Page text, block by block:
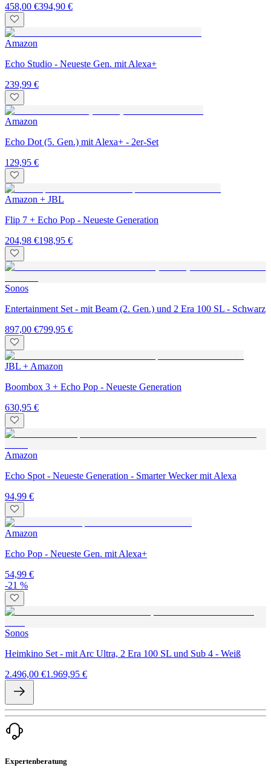
458,00 €394,90 €
Amazon
Echo Studio - Neueste Gen. mit Alexa+
239,99 €
Amazon
Echo Dot (5. Gen.) mit Alexa+ - 2er-Set
129,95 €
Amazon + JBL
Flip 7 + Echo Pop - Neueste Generation
204,98 €198,95 €
Sonos
Entertainment Set - mit Beam (2. Gen.) und 2 Era 100 SL - Schwarz
897,00 €799,95 €
JBL + Amazon
Boombox 3 + Echo Pop - Neueste Generation
630,95 €
Amazon
Echo Spot - Neueste Generation - Smarter Wecker mit Alexa
94,99 €
Amazon
Echo Pop - Neueste Gen. mit Alexa+
54,99 €
-21 %
Sonos
Heimkino Set - mit Arc Ultra, 2 Era 100 SL und Sub 4 - Weiß
2.496,00 €1.969,95 €
Expertenberatung